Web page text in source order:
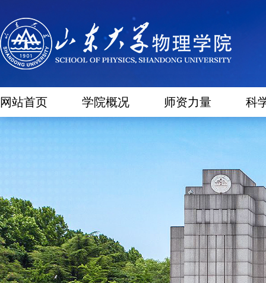
网站首页 学院概况 师资力量 科